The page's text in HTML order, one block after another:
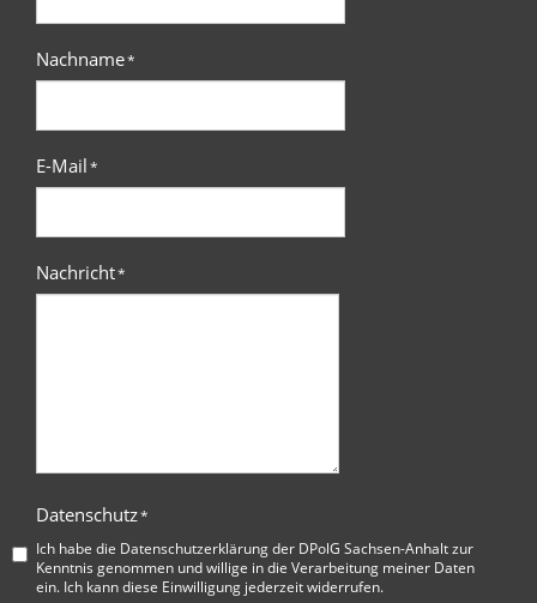
Nachname*
E-Mail*
Nachricht*
Datenschutz*
Ich habe die Datenschutzerklärung der DPolG Sachsen-Anhaltzur
Kenntnis genommen und willige in die Verarbeitung meiner Daten
ein. Ich kann diese Einwilligung jederzeit widerrufen.